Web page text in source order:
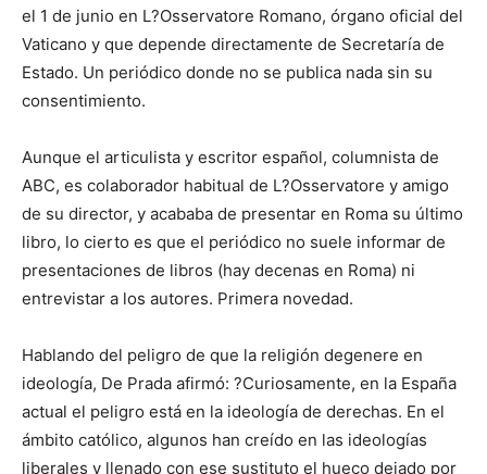
el 1 de junio en L?Osservatore Romano, órgano oficial del
Vaticano y que depende directamente de Secretaría de
Estado. Un periódico donde no se publica nada sin su
consentimiento.
Aunque el articulista y escritor español, columnista de
ABC, es colaborador habitual de L?Osservatore y amigo
de su director, y acababa de presentar en Roma su último
libro, lo cierto es que el periódico no suele informar de
presentaciones de libros (hay decenas en Roma) ni
entrevistar a los autores. Primera novedad.
Hablando del peligro de que la religión degenere en
ideología, De Prada afirmó: ?Curiosamente, en la España
actual el peligro está en la ideología de derechas. En el
ámbito católico, algunos han creído en las ideologías
liberales y llenado con ese sustituto el hueco dejado por